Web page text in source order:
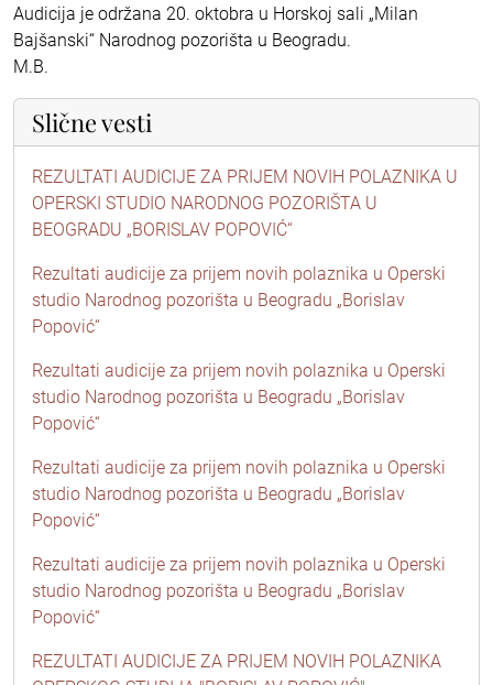
Audicija je održana 20. oktobra u Horskoj sali „Milan
Bajšanski“ Narodnog pozorišta u Beogradu.
M.B.
Slične vesti
REZULTATI AUDICIJE ZA PRIJEM NOVIH POLAZNIKA U
OPERSKI STUDIO NARODNOG POZORIŠTA U
BEOGRADU „BORISLAV POPOVIĆ“
Rezultati audicije za prijem novih polaznika u Operski
studio Narodnog pozorišta u Beogradu „Borislav
Popović“
Rezultati audicije za prijem novih polaznika u Operski
studio Narodnog pozorišta u Beogradu „Borislav
Popović“
Rezultati audicije za prijem novih polaznika u Operski
studio Narodnog pozorišta u Beogradu „Borislav
Popović“
Rezultati audicije za prijem novih polaznika u Operski
studio Narodnog pozorišta u Beogradu „Borislav
Popović“
REZULTATI AUDICIJE ZA PRIJEM NOVIH POLAZNIKA